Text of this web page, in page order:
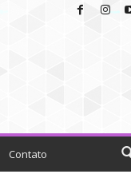
Contato